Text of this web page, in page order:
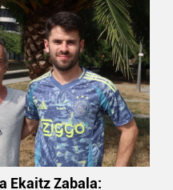
Ekaitz Zabala: